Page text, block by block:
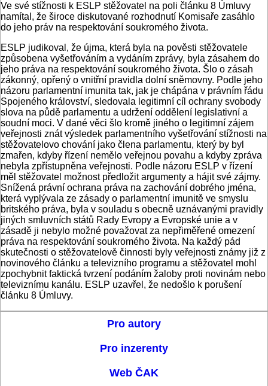
Ve své stížnosti k ESLP stěžovatel na poli článku 8 Úmluvy
namítal, že široce diskutované rozhodnutí Komisaře zasáhlo
do jeho práv na respektování soukromého života.
ESLP judikoval, že újma, která byla na pověsti stěžovatele
způsobena vyšetřováním a vydáním zprávy, byla zásahem do
jeho práva na respektování soukromého života. Šlo o zásah
zákonný, opřený o vnitřní pravidla dolní sněmovny. Podle jeho
názoru parlamentní imunita tak, jak je chápána v právním řádu
Spojeného království, sledovala legitimní cíl ochrany svobody
slova na půdě parlamentu a udržení oddělení legislativní a
soudní moci. V dané věci šlo kromě jiného o legitimní zájem
veřejnosti znát výsledek parlamentního vyšetřování stížnosti na
stěžovatelovo chování jako člena parlamentu, který by byl
zmařen, kdyby řízení nemělo veřejnou povahu a kdyby zpráva
nebyla zpřístupněna veřejnosti. Podle názoru ESLP v řízení
měl stěžovatel možnost předložit argumenty a hájit své zájmy.
Snížená právní ochrana práva na zachování dobrého jména,
která vyplývala ze zásady o parlamentní imunitě ve smyslu
britského práva, byla v souladu s obecně uznávanými pravidly
jiných smluvních států Rady Evropy a Evropské unie a v
zásadě ji nebylo možné považovat za nepřiměřené omezení
práva na respektování soukromého života. Na každý pád
skutečnosti o stěžovatelově činnosti byly veřejnosti známy již z
novinového článku a televizního programu a stěžovatel mohl
zpochybnit faktická tvrzení podáním žaloby proti novinám nebo
televiznímu kanálu. ESLP uzavřel, že nedošlo k porušení
článku 8 Úmluvy.
Pro autory
Pro inzerenty
Web ČAK